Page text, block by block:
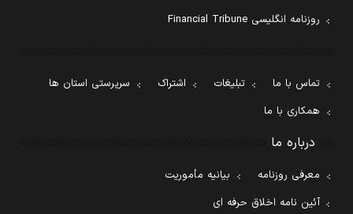
روزنامه انگلیسی Financial Tribune
تماس با ما تبلیغات اشتراک
سرپرستی استان ها
همکاری با ما
درباره ما
معرفی روزنامه
بیانیه مأموریت
آئین نامه اخلاق حرفه ای